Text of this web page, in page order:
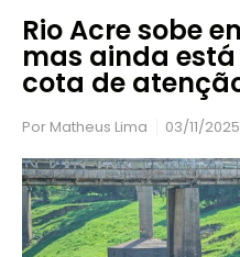
Rio Acre sobe
mas ainda
cota de
Por Matheus Lima 03/11/2025